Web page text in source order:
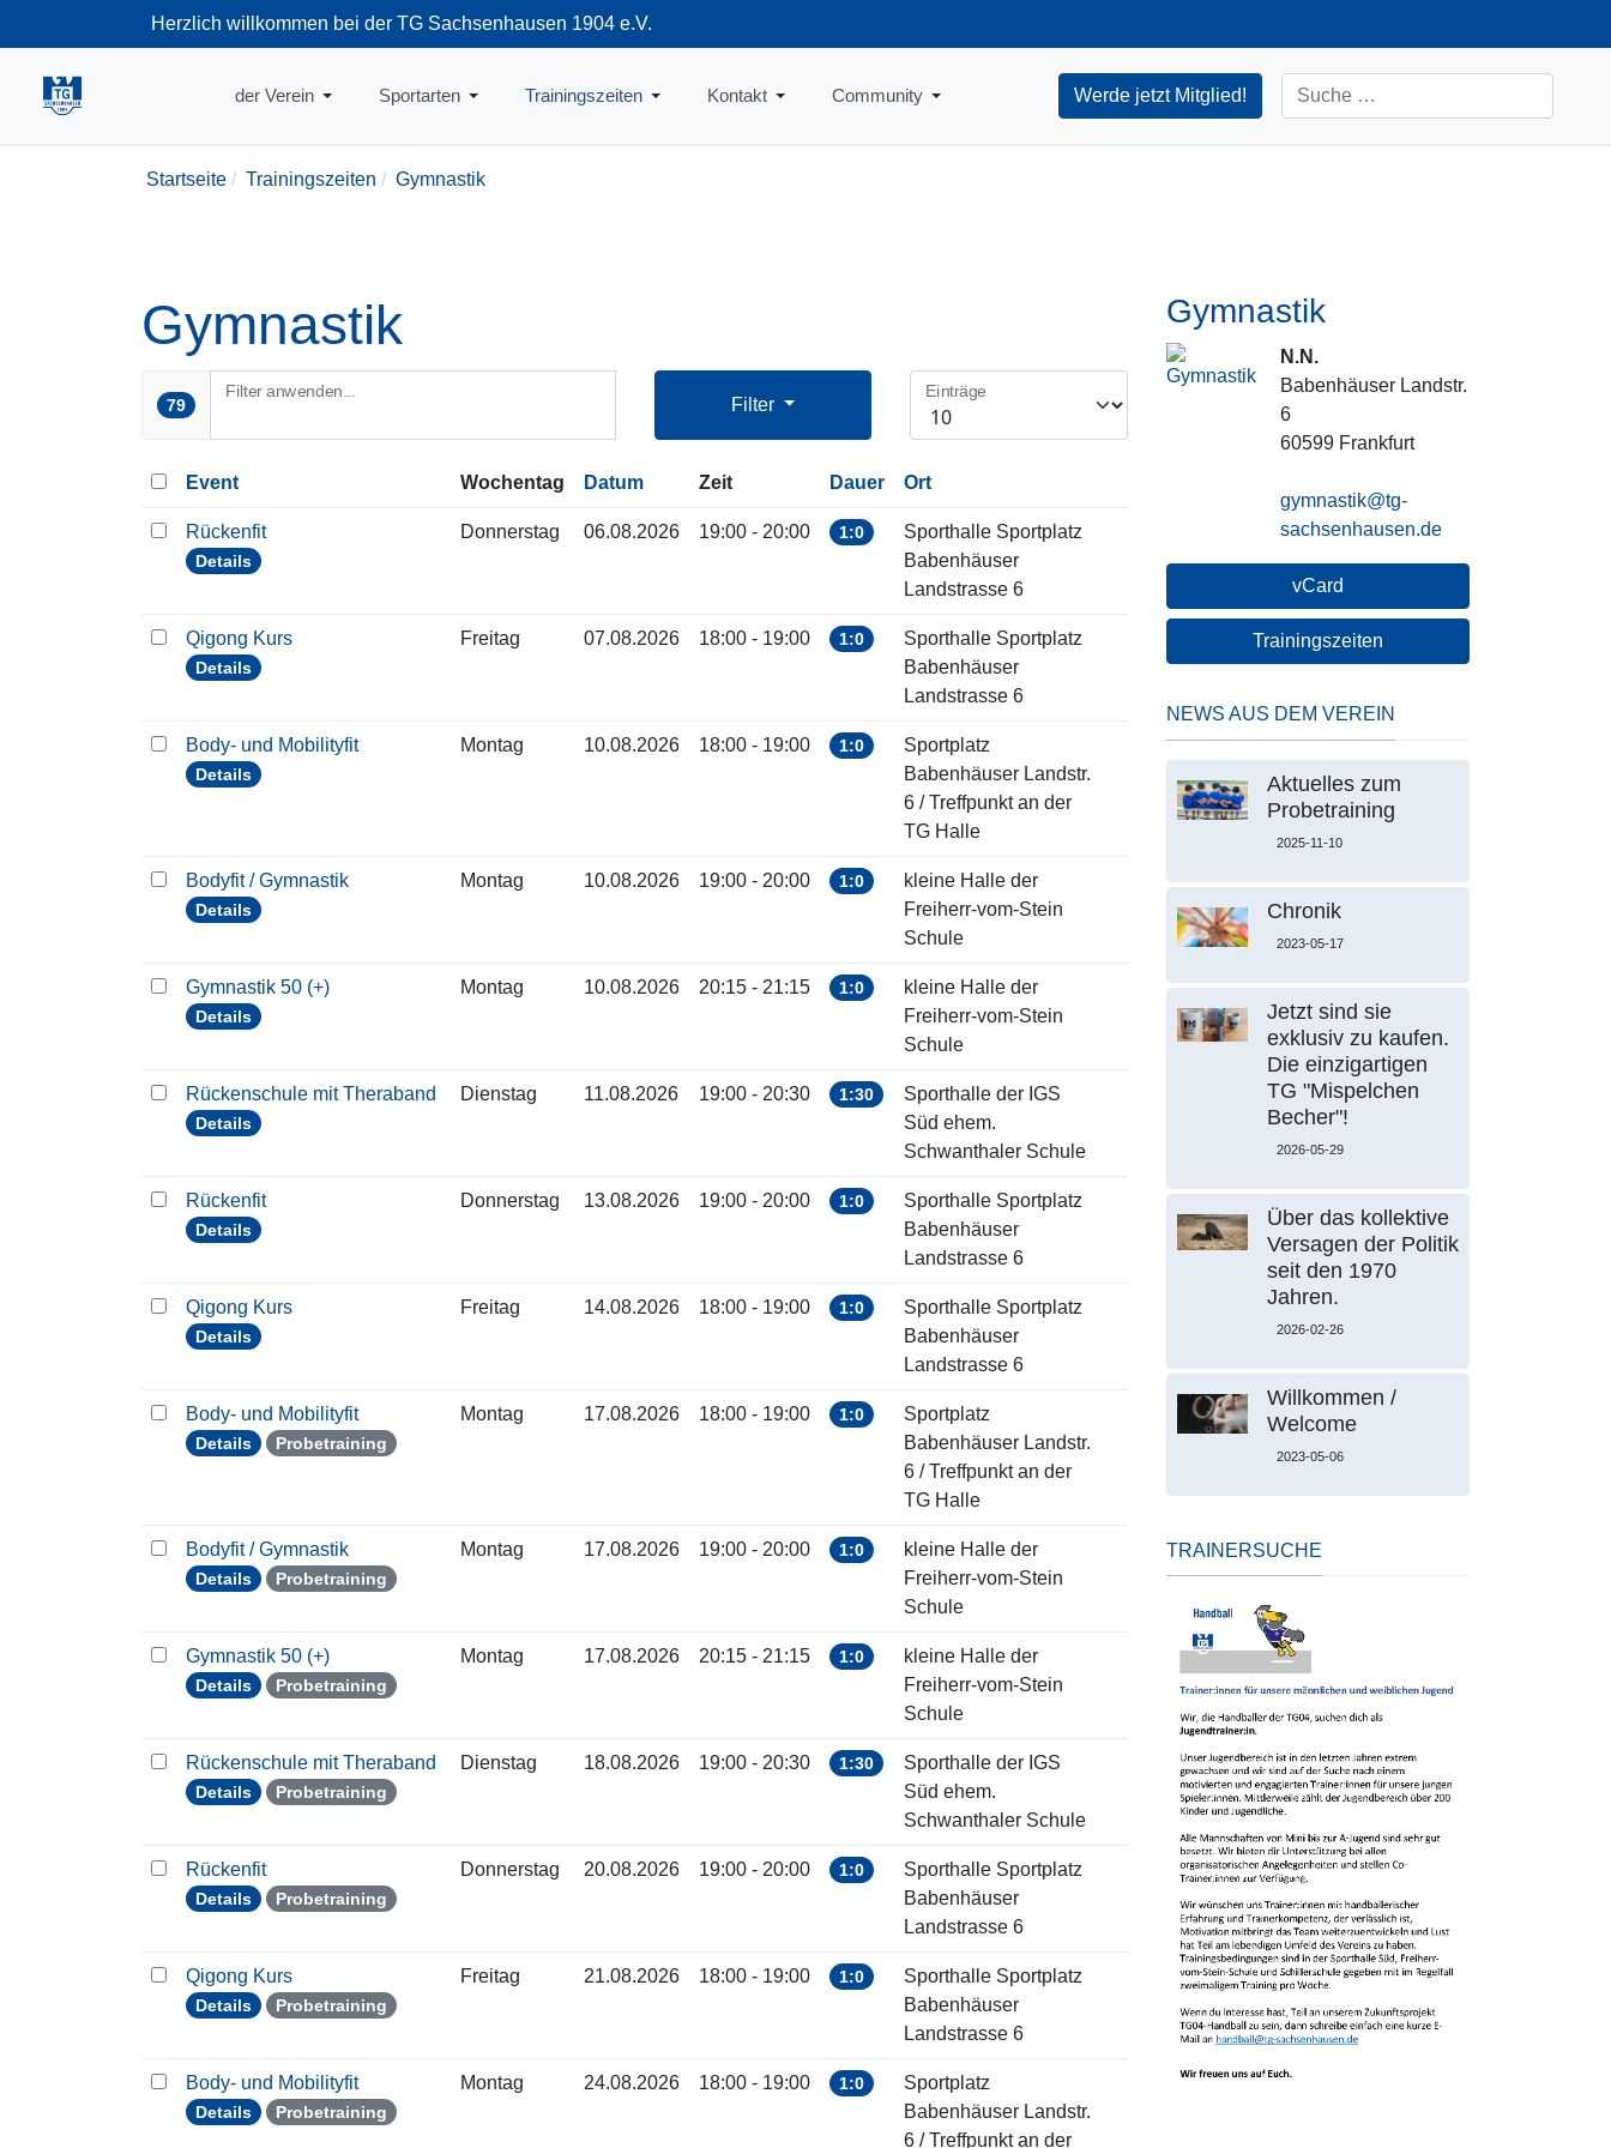
Herzlich willkommen bei der TG Sachsenhausen 1904 e.V.
+49-69-66374712
der Verein Sportarten Trainingszeiten Kontakt Community Werde jetzt Mitglied! Suchen
Startseite Trainingszeiten Gymnastik
Gymnastik
79
Filter anwenden...
Filter
Einträge
Event Wochentag Datum Zeit Dauer Ort
Rückenfit
Details
Donnerstag 06.08.2026 19:00 - 20:00 1:0
Sporthalle Sportplatz
Babenhäuser
Landstrasse 6
Qigong Kurs
Details
Freitag 07.08.2026 18:00 - 19:00 1:0
Sporthalle Sportplatz
Babenhäuser
Landstrasse 6
Body- und Mobilityfit
Details
Montag 10.08.2026 18:00 - 19:00 1:0
Sportplatz
Babenhäuser Landstr.
6 / Treffpunkt an der
TG Halle
Bodyfit / Gymnastik
Details
Montag 10.08.2026 19:00 - 20:00 1:0
kleine Halle der
Freiherr-vom-Stein
Schule
Gymnastik 50 (+)
Details
Montag 10.08.2026 20:15 - 21:15 1:0
kleine Halle der
Freiherr-vom-Stein
Schule
Rückenschule mit Theraband
Details
Dienstag 11.08.2026 19:00 - 20:30 1:30
Sporthalle der IGS
Süd ehem.
Schwanthaler Schule
Rückenfit
Details
Donnerstag 13.08.2026 19:00 - 20:00 1:0
Sporthalle Sportplatz
Babenhäuser
Landstrasse 6
Qigong Kurs
Details
Freitag 14.08.2026 18:00 - 19:00 1:0
Sporthalle Sportplatz
Babenhäuser
Landstrasse 6
Body- und Mobilityfit
Details Probetraining
Montag 17.08.2026 18:00 - 19:00 1:0
Sportplatz
Babenhäuser Landstr.
6 / Treffpunkt an der
TG Halle
Bodyfit / Gymnastik
Details Probetraining
Montag 17.08.2026 19:00 - 20:00 1:0
kleine Halle der
Freiherr-vom-Stein
Schule
Gymnastik 50 (+)
Details Probetraining
Montag 17.08.2026 20:15 - 21:15 1:0
kleine Halle der
Freiherr-vom-Stein
Schule
Rückenschule mit Theraband
Details Probetraining
Dienstag 18.08.2026 19:00 - 20:30 1:30
Sporthalle der IGS
Süd ehem.
Schwanthaler Schule
Rückenfit
Details Probetraining
Donnerstag 20.08.2026 19:00 - 20:00 1:0
Sporthalle Sportplatz
Babenhäuser
Landstrasse 6
Qigong Kurs
Details Probetraining
Freitag 21.08.2026 18:00 - 19:00 1:0
Sporthalle Sportplatz
Babenhäuser
Landstrasse 6
Body- und Mobilityfit
Details Probetraining
Montag 24.08.2026 18:00 - 19:00 1:0
Sportplatz
Babenhäuser Landstr.
6 / Treffpunkt an der
Gymnastik
N.N.
Babenhäuser Landstr.
6
60599 Frankfurt
gymnastik@tg-
sachsenhausen.de
vCard
Trainingszeiten
NEWS AUS DEM VEREIN
Aktuelles zum
Probetraining
2025-11-10
Chronik
2023-05-17
Jetzt sind sie
exklusiv zu kaufen.
Die einzigartigen
TG "Mispelchen
Becher"!
2026-05-29
Über das kollektive
Versagen der Politik
seit den 1970
Jahren.
2026-02-26
Willkommen /
Welcome
2023-05-06
TRAINERSUCHE